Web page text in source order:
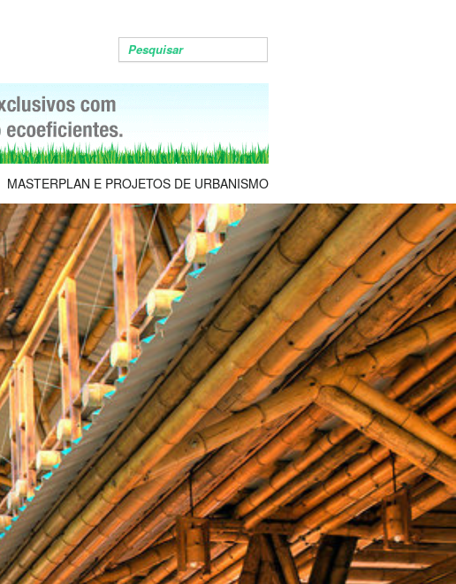
MASTERPLAN E PROJETOS DE URBANISMO